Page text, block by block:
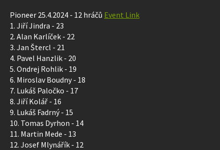
Pioneer 25.4.2024 - 12 hráčů Event Link
1. Jiří Jindra - 23
2. Alan Karlíček - 22
3. Jan Štercl - 21
4. Pavel Hanzlik - 20
5. Ondrej Rohlik - 19
6. Miroslav Boudny - 18
7. Lukáš Paločko - 17
8. Jiří Kolář - 16
9. Lukáš Fadrný - 15
10. Tomas Dyrhon - 14
11. Martin Mede - 13
12. Josef Mlynářík - 12